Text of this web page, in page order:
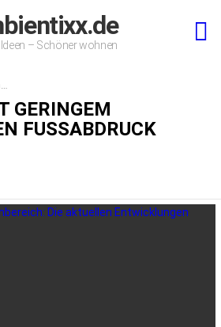
– Schöner wohnen
GERINGEM
FUSSABDRUCK